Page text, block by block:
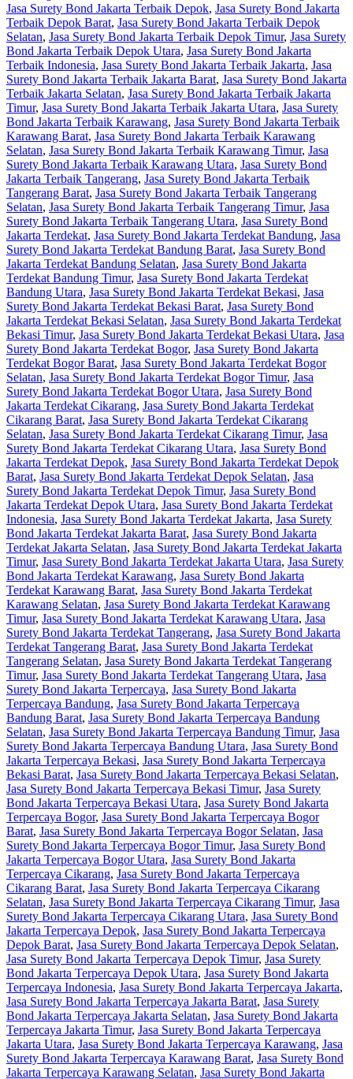
Jasa Surety Bond Jakarta Terbaik Depok, Jasa Surety Bond Jakarta
Terbaik Depok Barat, Jasa Surety Bond Jakarta Terbaik Depok
Selatan, Jasa Surety Bond Jakarta Terbaik Depok Timur, Jasa Surety
Bond Jakarta Terbaik Depok Utara, Jasa Surety Bond Jakarta
Terbaik Indonesia, Jasa Surety Bond Jakarta Terbaik Jakarta, Jasa
Surety Bond Jakarta Terbaik Jakarta Barat, Jasa Surety Bond Jakarta
Terbaik Jakarta Selatan, Jasa Surety Bond Jakarta Terbaik Jakarta
Timur, Jasa Surety Bond Jakarta Terbaik Jakarta Utara, Jasa Surety
Bond Jakarta Terbaik Karawang, Jasa Surety Bond Jakarta Terbaik
Karawang Barat, Jasa Surety Bond Jakarta Terbaik Karawang
Selatan, Jasa Surety Bond Jakarta Terbaik Karawang Timur, Jasa
Surety Bond Jakarta Terbaik Karawang Utara, Jasa Surety Bond
Jakarta Terbaik Tangerang, Jasa Surety Bond Jakarta Terbaik
Tangerang Barat, Jasa Surety Bond Jakarta Terbaik Tangerang
Selatan, Jasa Surety Bond Jakarta Terbaik Tangerang Timur, Jasa
Surety Bond Jakarta Terbaik Tangerang Utara, Jasa Surety Bond
Jakarta Terdekat, Jasa Surety Bond Jakarta Terdekat Bandung, Jasa
Surety Bond Jakarta Terdekat Bandung Barat, Jasa Surety Bond
Jakarta Terdekat Bandung Selatan, Jasa Surety Bond Jakarta
Terdekat Bandung Timur, Jasa Surety Bond Jakarta Terdekat
Bandung Utara, Jasa Surety Bond Jakarta Terdekat Bekasi, Jasa
Surety Bond Jakarta Terdekat Bekasi Barat, Jasa Surety Bond
Jakarta Terdekat Bekasi Selatan, Jasa Surety Bond Jakarta Terdekat
Bekasi Timur, Jasa Surety Bond Jakarta Terdekat Bekasi Utara, Jasa
Surety Bond Jakarta Terdekat Bogor, Jasa Surety Bond Jakarta
Terdekat Bogor Barat, Jasa Surety Bond Jakarta Terdekat Bogor
Selatan, Jasa Surety Bond Jakarta Terdekat Bogor Timur, Jasa
Surety Bond Jakarta Terdekat Bogor Utara, Jasa Surety Bond
Jakarta Terdekat Cikarang, Jasa Surety Bond Jakarta Terdekat
Cikarang Barat, Jasa Surety Bond Jakarta Terdekat Cikarang
Selatan, Jasa Surety Bond Jakarta Terdekat Cikarang Timur, Jasa
Surety Bond Jakarta Terdekat Cikarang Utara, Jasa Surety Bond
Jakarta Terdekat Depok, Jasa Surety Bond Jakarta Terdekat Depok
Barat, Jasa Surety Bond Jakarta Terdekat Depok Selatan, Jasa
Surety Bond Jakarta Terdekat Depok Timur, Jasa Surety Bond
Jakarta Terdekat Depok Utara, Jasa Surety Bond Jakarta Terdekat
Indonesia, Jasa Surety Bond Jakarta Terdekat Jakarta, Jasa Surety
Bond Jakarta Terdekat Jakarta Barat, Jasa Surety Bond Jakarta
Terdekat Jakarta Selatan, Jasa Surety Bond Jakarta Terdekat Jakarta
Timur, Jasa Surety Bond Jakarta Terdekat Jakarta Utara, Jasa Surety
Bond Jakarta Terdekat Karawang, Jasa Surety Bond Jakarta
Terdekat Karawang Barat, Jasa Surety Bond Jakarta Terdekat
Karawang Selatan, Jasa Surety Bond Jakarta Terdekat Karawang
Timur, Jasa Surety Bond Jakarta Terdekat Karawang Utara, Jasa
Surety Bond Jakarta Terdekat Tangerang, Jasa Surety Bond Jakarta
Terdekat Tangerang Barat, Jasa Surety Bond Jakarta Terdekat
Tangerang Selatan, Jasa Surety Bond Jakarta Terdekat Tangerang
Timur, Jasa Surety Bond Jakarta Terdekat Tangerang Utara, Jasa
Surety Bond Jakarta Terpercaya, Jasa Surety Bond Jakarta
Terpercaya Bandung, Jasa Surety Bond Jakarta Terpercaya
Bandung Barat, Jasa Surety Bond Jakarta Terpercaya Bandung
Selatan, Jasa Surety Bond Jakarta Terpercaya Bandung Timur, Jasa
Surety Bond Jakarta Terpercaya Bandung Utara, Jasa Surety Bond
Jakarta Terpercaya Bekasi, Jasa Surety Bond Jakarta Terpercaya
Bekasi Barat, Jasa Surety Bond Jakarta Terpercaya Bekasi Selatan,
Jasa Surety Bond Jakarta Terpercaya Bekasi Timur, Jasa Surety
Bond Jakarta Terpercaya Bekasi Utara, Jasa Surety Bond Jakarta
Terpercaya Bogor, Jasa Surety Bond Jakarta Terpercaya Bogor
Barat, Jasa Surety Bond Jakarta Terpercaya Bogor Selatan, Jasa
Surety Bond Jakarta Terpercaya Bogor Timur, Jasa Surety Bond
Jakarta Terpercaya Bogor Utara, Jasa Surety Bond Jakarta
Terpercaya Cikarang, Jasa Surety Bond Jakarta Terpercaya
Cikarang Barat, Jasa Surety Bond Jakarta Terpercaya Cikarang
Selatan, Jasa Surety Bond Jakarta Terpercaya Cikarang Timur, Jasa
Surety Bond Jakarta Terpercaya Cikarang Utara, Jasa Surety Bond
Jakarta Terpercaya Depok, Jasa Surety Bond Jakarta Terpercaya
Depok Barat, Jasa Surety Bond Jakarta Terpercaya Depok Selatan,
Jasa Surety Bond Jakarta Terpercaya Depok Timur, Jasa Surety
Bond Jakarta Terpercaya Depok Utara, Jasa Surety Bond Jakarta
Terpercaya Indonesia, Jasa Surety Bond Jakarta Terpercaya Jakarta,
Jasa Surety Bond Jakarta Terpercaya Jakarta Barat, Jasa Surety
Bond Jakarta Terpercaya Jakarta Selatan, Jasa Surety Bond Jakarta
Terpercaya Jakarta Timur, Jasa Surety Bond Jakarta Terpercaya
Jakarta Utara, Jasa Surety Bond Jakarta Terpercaya Karawang, Jasa
Surety Bond Jakarta Terpercaya Karawang Barat, Jasa Surety Bond
Jakarta Terpercaya Karawang Selatan, Jasa Surety Bond Jakarta